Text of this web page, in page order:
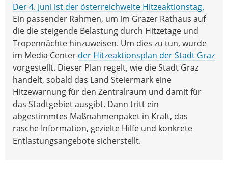
Der 4. Juni ist der österreichweite Hitzeaktionstag.
Ein passender Rahmen, um im Grazer Rathaus auf
die die steigende Belastung durch Hitzetage und
Tropennächte hinzuweisen. Um dies zu tun, wurde
im Media Center der Hitzeaktionsplan der Stadt Graz
vorgestellt. Dieser Plan regelt, wie die Stadt Graz
handelt, sobald das Land Steiermark eine
Hitzewarnung für den Zentralraum und damit für
das Stadtgebiet ausgibt. Dann tritt ein
abgestimmtes Maßnahmenpaket in Kraft, das
rasche Information, gezielte Hilfe und konkrete
Entlastungsangebote sicherstellt.